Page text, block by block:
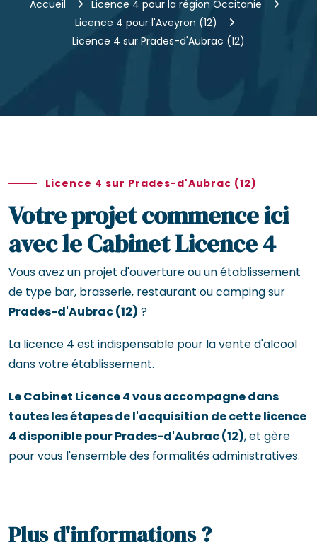
Accueil
Licence 4 pour la région Occitanie
Licence 4 pour l'Aveyron (12)
Licence 4 sur Prades-d'Aubrac (12)
Licence 4 sur Prades-d'Aubrac (12)
Votre projet commence ici
avec le Cabinet Licence 4
Vous avez un projet d'ouverture ou un établissement
de type bar, brasserie, restaurant ou camping sur
Prades-d'Aubrac (12) ?
La licence 4 est indispensable pour la vente d'alcool
dans votre établissement.
Le Cabinet Licence 4 vous accompagne dans
toutes les étapes de l'acquisition de cette licence
4 disponible pour Prades-d'Aubrac (12), et gère
pour vous l'ensemble des formalités administratives.
Plus d'informations ?